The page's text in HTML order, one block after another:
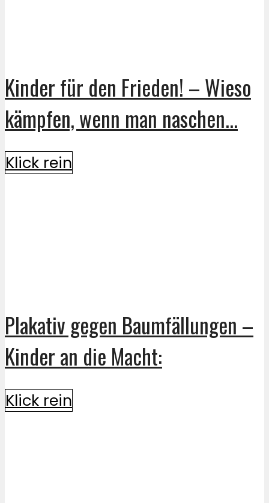
Kinder für den Frieden! – Wieso
kämpfen, wenn man naschen...
Klick rein
Plakativ gegen Baumfällungen –
Kinder an die Macht:
Klick rein